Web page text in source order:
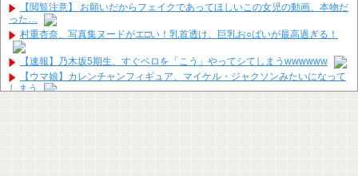
【閲覧注意】 お願いだからフェイクであってほしいこの女児の動画、本物だ
った…
村重杏奈、写真集ヌードがエ□い！乳首透け、巨乳お○ぱいが最高過ぎる！
【速報】乃木坂5期生、すぐベロを「こう」やってシてしまうwwwwww
【ウマ娘】カレンチャンフィギュア、マイケル・ジャクソンみたいになって
しまう